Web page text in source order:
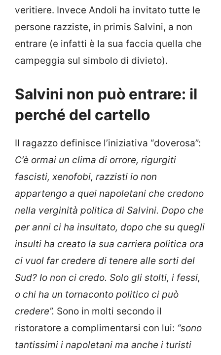
veritiere. Invece Andoli ha invitato tutte le
persone razziste, in primis Salvini, a non
entrare (e infatti è la sua faccia quella che
campeggia sul simbolo di divieto).
Salvini non può entrare: il
perché del cartello
Il ragazzo definisce l’iniziativa “doverosa”:
C’è ormai un clima di orrore, rigurgiti
fascisti, xenofobi, razzisti io non
appartengo a quei napoletani che credono
nella verginità politica di Salvini. Dopo che
per anni ci ha insultato, dopo che su quegli
insulti ha creato la sua carriera politica ora
ci vuol far credere di tenere alle sorti del
Sud? Io non ci credo. Solo gli stolti, i fessi,
o chi ha un tornaconto politico ci può
credere”. Sono in molti secondo il
ristoratore a complimentarsi con lui: “sono
tantissimi i napoletani ma anche i turisti